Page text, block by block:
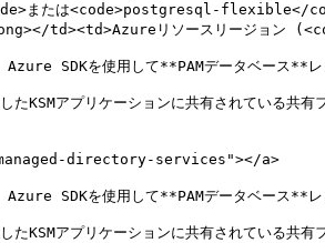
または<code>postgresql-flexible</
td><td>Azureリソースリージョ
SDKを使用して**PAMデータベース**レ
KSMアプリケーションに共有されている共
directory-services"></a>
SDKを使用して**PAMデータベース**レ
KSMアプリケーションに共有されている共